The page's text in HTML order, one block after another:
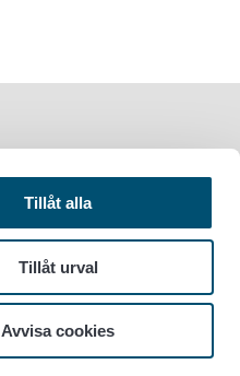
Tillåt alla
Tillåt urval
Avvisa cookies